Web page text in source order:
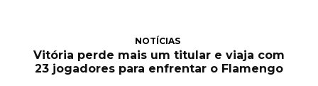
NOTÍCIAS
Vitória perde mais um titular e viaja com
23 jogadores para enfrentar o Flamengo